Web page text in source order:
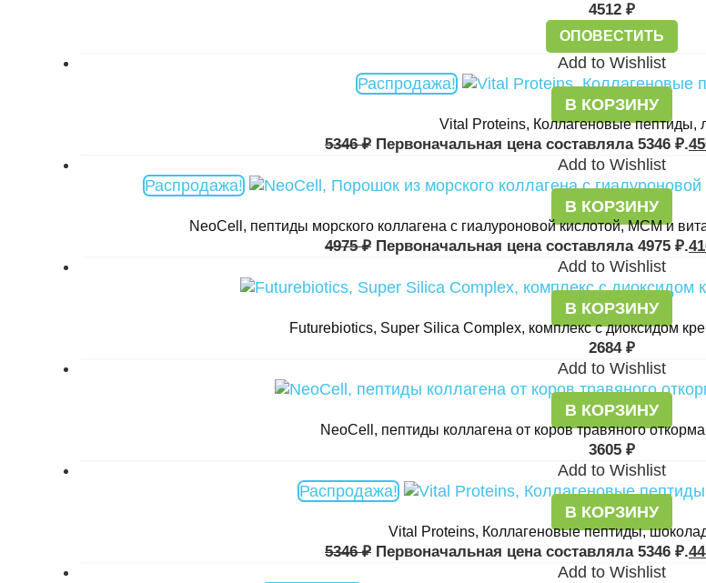
4512 ₽
ОПОВЕСТИТЬ
Add to Wishlist
Распродажа!
В КОРЗИНУ
Vital Proteins, Коллагеновые пептиды,
5346₽ Первоначальная цена составляла 5346 ₽.
Add to Wishlist
Распродажа!
В КОРЗИНУ
NeoCell, пептиды морского коллагена с гиалуроновой кислотой, МСМ и
4975₽ Первоначальная цена составляла 4975 ₽.
Add to Wishlist
В КОРЗИНУ
Futurebiotics, Super Silica Complex, комплекс с диоксидом
2684 ₽
Add to Wishlist
В КОРЗИНУ
NeoCell, пептиды коллагена от коров травяного
3605 ₽
Add to Wishlist
Распродажа!
В КОРЗИНУ
Vital Proteins, Коллагеновые пептиды,
5346₽ Первоначальная цена составляла 5346 ₽.
Add to Wishlist